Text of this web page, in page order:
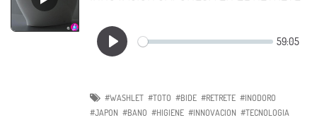
#WASHLET #TOTO #BIDE #RETRETE #INODORO
#JAPON #BANO #HIGIENE #INNOVACION #TECNOLOGIA